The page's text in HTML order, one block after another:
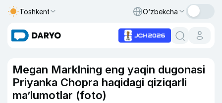
Toshkent O‘zbekcha
Megan Marklning eng yaqin dugonasi
Priyanka Chopra haqidagi qiziqarli
ma’lumotlar (foto)